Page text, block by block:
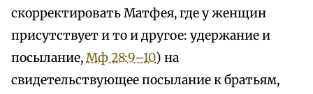
скорректировать Матфея, где у женщин
присутствует и то и другое: удержание и
посылание,Мф 28:9–10) на
свидетельствующее посылание к братьям,